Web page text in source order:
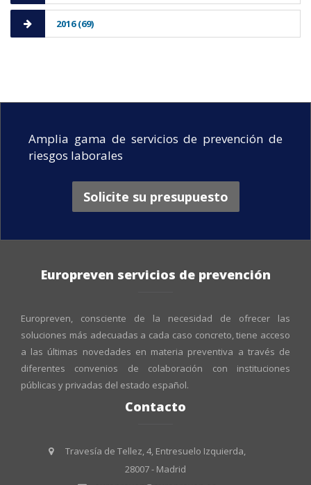
2016 (69)
Amplia gama de servicios de prevención de
riesgos laborales
Solicite su presupuesto
Europreven servicios de prevención
Europreven, consciente de la necesidad de ofrecer las
soluciones más adecuadas a cada caso concreto, tiene acceso
a las últimas novedades en materia preventiva a través de
diferentes convenios de colaboración con instituciones
públicas y privadas del estado español.
Contacto
Travesía de Tellez, 4, Entresuelo Izquierda,
28007 - Madrid